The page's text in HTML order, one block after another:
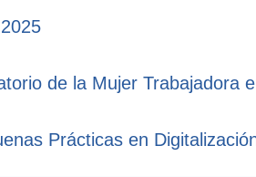
de la Mujer Trabajadora
Prácticas en